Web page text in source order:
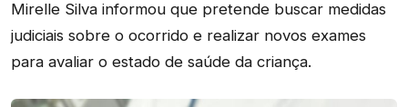
Mirelle Silva informou que pretende buscar medidas
judiciais sobre o ocorrido e realizar novos exames
para avaliar o estado de saúde da criança.